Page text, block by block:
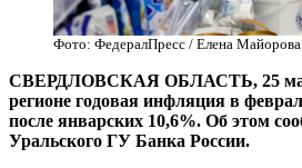
Фото: ФедералПресс / Елена Майорова
СВЕРДЛОВСКАЯ ОБЛАСТЬ, 25
регионе годовая инфляция в
после январских 10,6%. Об этом
Уральского ГУ Банка России.